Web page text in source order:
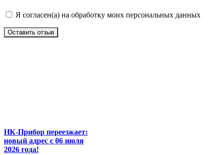
Я согласен(а) на обработку моих персональных данных
Оставить отзыв
НК-Прибор переезжает:
новый адрес с 06 июля
2026 года!